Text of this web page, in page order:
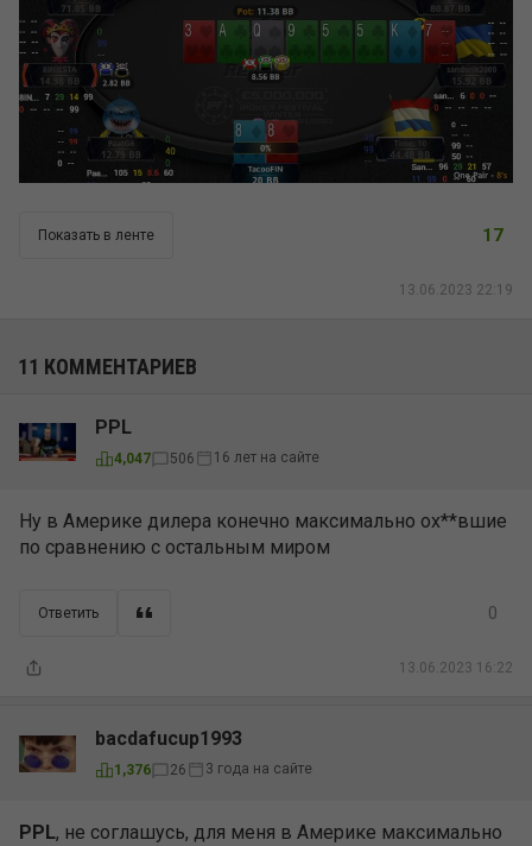
Показать в ленте
13.06.2023 22:19
17
11 КОММЕНТАРИЕВ
PPL
4,047 506 16 лет на сайте
Ну в Америке дилера конечно максимально ох**вшие
по сравнению с остальным миром
Ответить
13.06.2023 16:22
0
bacdafucup1993
1,376 26 3 года на сайте
PPL, не соглашусь, для меня в Америке максимально